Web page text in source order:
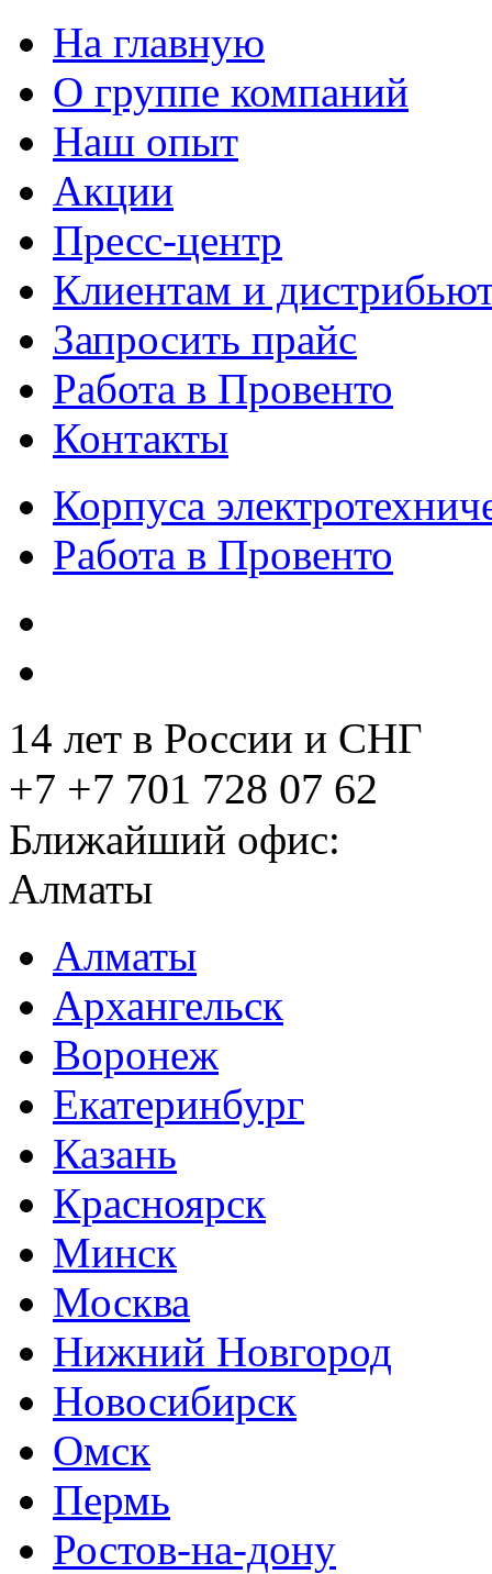
На главную
О группе компаний
Наш опыт
Акции
Пресс-центр
Клиентам и
Запросить прайс
Работа в Провенто
Контакты
Корпуса
Работа в Провенто
14 лет в России и СНГ
+7 +7 701 728 07 62
Ближайший офис:
Алматы
Алматы
Архангельск
Воронеж
Екатеринбург
Казань
Красноярск
Минск
Москва
Нижний Новгород
Новосибирск
Омск
Пермь
Ростов-на-дону